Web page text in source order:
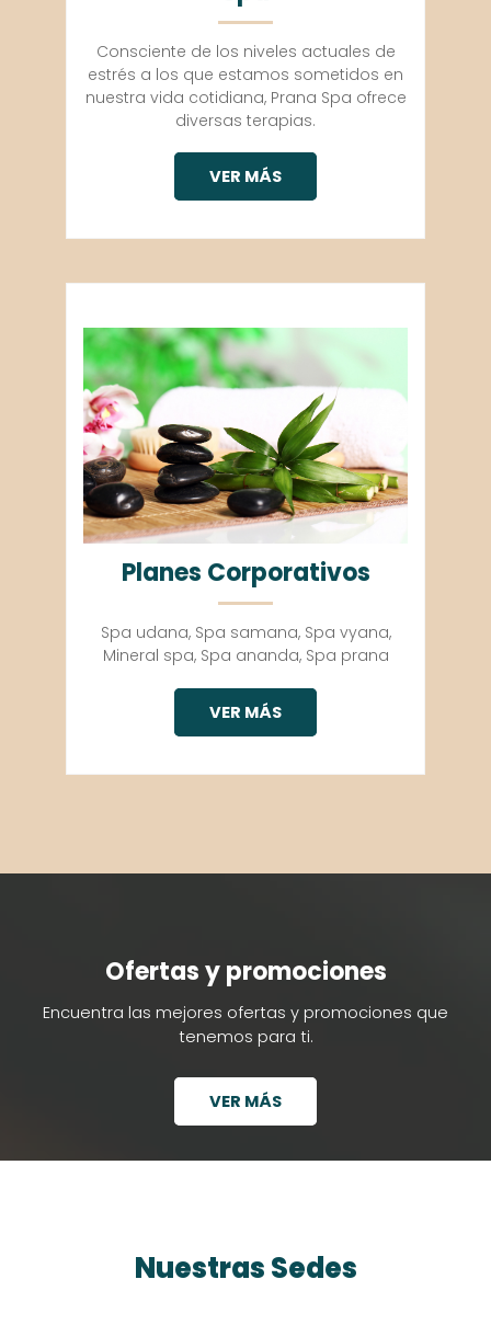
Consciente de los niveles actuales de
estrés a los que estamos sometidos en
nuestra vida cotidiana, Prana Spa ofrece
diversas terapias.
VER MÁS
Planes Corporativos
Spa udana, Spa samana, Spa vyana,
Mineral spa, Spa ananda, Spa prana
VER MÁS
Ofertas y promociones
Encuentra las mejores ofertas y promociones que
tenemos para ti.
VER MÁS
Nuestras Sedes